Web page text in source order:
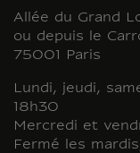
Allée du Grand
ou depuis le
75001 Paris
Lundi, jeudi,
18h30
Mercredi et
Fermé les